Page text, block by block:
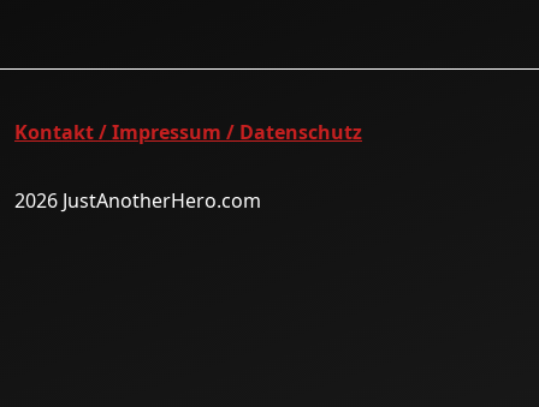
Kontakt / Impressum / Datenschutz
2026 JustAnotherHero.com